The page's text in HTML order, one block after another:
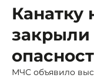
Канатку
закрыли
МЧС объявило